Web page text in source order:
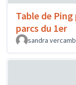
Table de
parcs du 1er
sandra